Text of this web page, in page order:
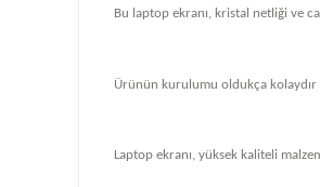
Bu laptop ekranı, kristal netliği ve
Ürünün kurulumu oldukça kolaydır
Laptop ekranı, yüksek kaliteli